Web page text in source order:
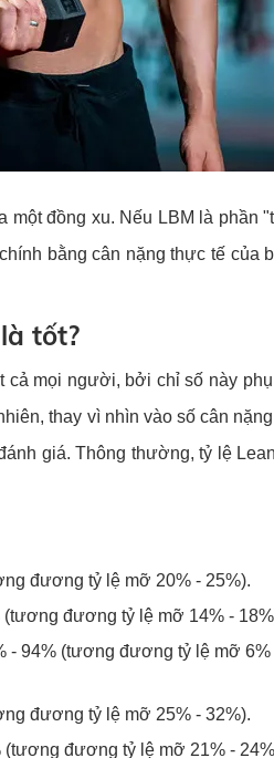
đồng xu. Nếu LBM là phần
bằng cân nặng thực tế của
tốt?
cả mọi người, bởi chỉ số này
thay vì nhìn vào số cân
giá. Thông thường, tỷ lệ
đương tỷ lệ mỡ 20% - 25%).
đương tỷ lệ mỡ 14% -
- 94% (tương đương tỷ lệ mỡ 6%
đương tỷ lệ mỡ 25% - 32%).
đương tỷ lệ mỡ 21% -